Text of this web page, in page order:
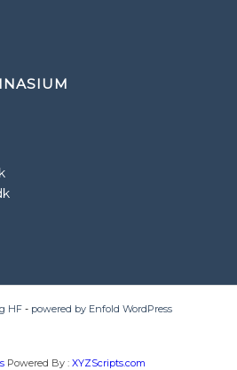
HF- powered by Enfold WordPress
Powered By : XYZScripts.com